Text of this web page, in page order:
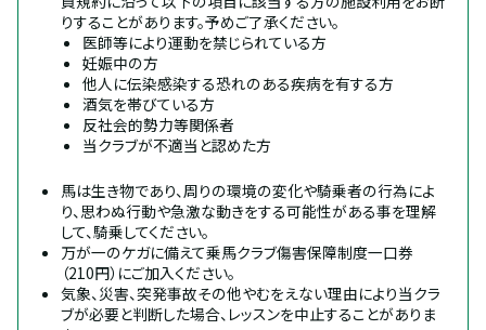
りすることがあります。予めご了承ください。
医師等により運動を禁じられている方
妊娠中の方
他人に伝染感染する恐れのある疾病を有する方
酒気を帯びている方
反社会的勢力等関係者
当クラブが不適当と認めた方
馬は生き物であり、周りの環境の変化や騎乗者の行為によ
り、思わぬ行動や急激な動きをする可能性がある事を理解
して、騎乗してください。
万が一のケガに備えて乗馬クラブ傷害保障制度一口券
（210円）にご加入ください。
気象、災害、突発事故その他やむをえない理由により当クラ
ブが必要と判断した場合、レッスンを中止することがありま